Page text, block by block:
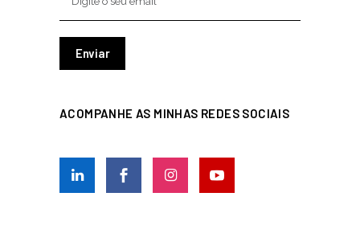
ACOMPANHE AS MINHAS REDES SOCIAIS